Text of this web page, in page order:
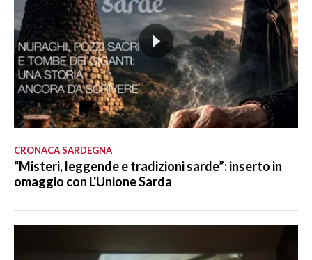
CRONACA SARDEGNA
“Misteri, leggende e tradizioni sarde”: inserto in
omaggio con L'Unione Sarda